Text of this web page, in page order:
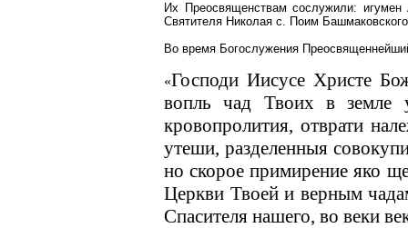
Их Преосвященствам сослужили: игумен
Святителя Николая с. Поим
Во время Богослужения
«Господи Иисусе Христе
вопль чад Твоих в земле
кровопролития, отврати
утеши, разделенныя
но скорое примирение яко
Церкви Твоей и верным
Спасителя нашего, во веки